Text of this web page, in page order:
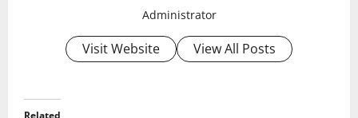
Administrator
Visit Website View All Posts
Related